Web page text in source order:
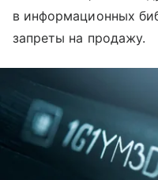
в информационных
запреты на продажу.